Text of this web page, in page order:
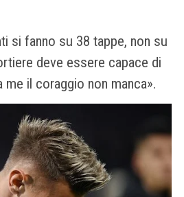
si fanno su 38 tappe, non su
deve essere capace di
il coraggio non manca».